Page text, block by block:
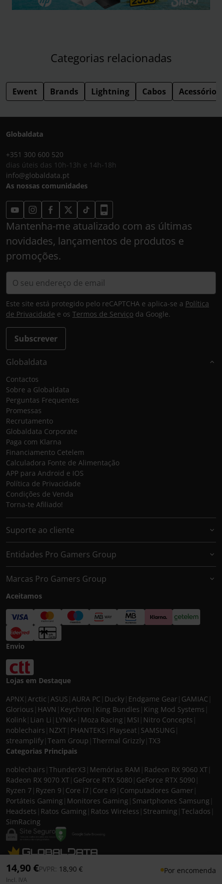
PVPR: Preço reduzido de
18,90 €para
14,90 € Por encomenda
Incl. IVA
Categorias relacionadas
Ewent Brands Lightning Cabos Acessórios
Globaldata
+351 300 600 520
dias úteis das 10h-13h e 14h-18h
info@globaldata.pt
As nossas comunidades
Mantenha-me atualizado com as últimas
novidades, lançamentos de produtos e
promoções.
Subscrever
Este site está protegido pelo reCAPTCHA e aplica-se a Política
de Privacidade e os Termos de Serviço da Google.
Globaldata
Contactos
Sobre a Globaldata
Perguntas Frequentes
Promessas
Recrutamento
Globaldata Corporate
Paga com Klarna
Financiamento Cetelem
Calculadora Fonte de Alimentação
APP para Android e IOS
Política de Privacidade
Condições de Venda
Torna-te Afiliado!
Suporte ao cliente
Entidades Pro Gamers Group
Marcas Pro Gamers Group
Aceitamos
Envio
Lojas em Destaque
APNX Arctic ASUS AURA PC Ducky Endgame Gear GAMIAC
Glorious HAVN Keychron King Bundles King Mod Systems
Kolink Lian Li LYNK+ Moza Racing MSI Nitro Concepts
noblechairs NZXT PHANTEKS Playseat SAMSUNG
streamplify Team Group Thermal Grizzly TX3
Categorias Principais
noblechairs ThunderX3 Memórias RAM Radeon RX 9060 XT
Radeon RX 9070 XT GeForce RTX 5080 GeForce RTX 5090
Ryzen 7 Ryzen 9 Core i7 Core i9 Computadores Gamer
Portáteis Gaming Monitores Gaming Smartphones Samsung
Headsets Ratos Gaming Ratos Wireless Streaming Teclados
SimRacing
© 2026 CASEKING IBERIA. TODOS OS DIREITOS RESERVADOS. IVA incluído à
taxa em vigor para todos os produtos. As fotos apresentadas podem não